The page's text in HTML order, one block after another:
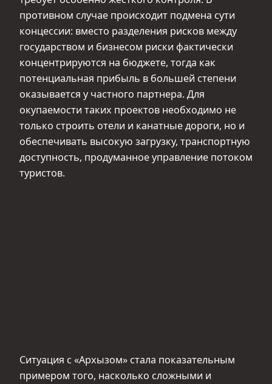
противном случае происходит подмена сути
концессии: вместо разделения рисков между
государством и бизнесом риски фактически
концентрируются на бюджете, тогда как
потенциальная прибыль в большей степени
оказывается у частного партнера. Для
окупаемости таких проектов необходимо не
только строить отели и канатные дороги, но и
обеспечивать высокую загрузку, транспортную
доступность, продуманное управление потоком
туристов.
Ситуация с «Архызом» стала показательным
примером того, насколько сложными и